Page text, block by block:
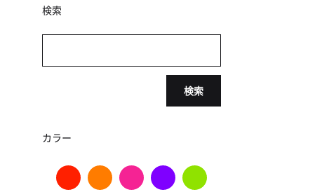
た
検索
検索
カラー